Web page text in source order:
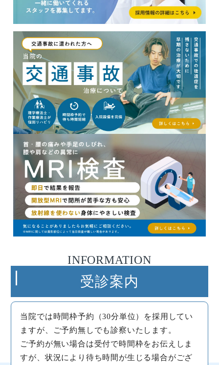
INFORMATION
受診案内
当院では時間枠予約（30分単位）
を採用してい
ますが、
ご予約無しでも診察いたします 。
ご予約が無い場合は受付で時間枠をお伝えしま
すが、状況により待ち時間が生じる場合がござ